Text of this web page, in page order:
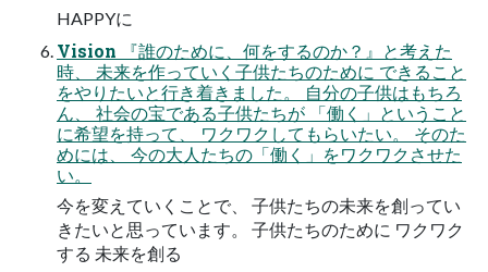
HAPPYに
Vision 『誰のために、何をするのか？』と考えた
時、 未来を作っていく子供たちのために できること
をやりたいと行き着きました。 自分の子供はもちろ
ん、 社会の宝である子供たちが 「働く」ということ
に希望を持って、 ワクワクしてもらいたい。 そのた
めには、 今の大人たちの「働く」をワクワクさせた
い。
今を変えていくことで、 子供たちの未来を創ってい
きたいと思っています。 子供たちのために ワクワク
する 未来を創る